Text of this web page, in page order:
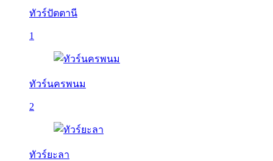
ทัวร์ปัตตานี
1
ทัวร์นครพนม
2
ทัวร์ยะลา